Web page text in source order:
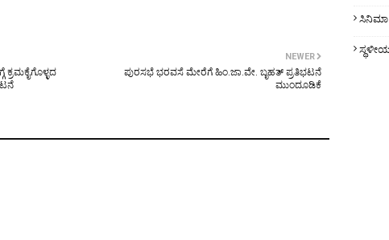
NEWER
ಪುರಸಭೆ ಭರವಸೆ ಮೇರೆಗೆ ಹಿಂ.ಜಾ.ವೇ. ಬೃಹತ್ ಪ್ರತಿಭಟನೆ
ಮುಂದೂಡಿಕೆ
ಸಿನಿಮಾ